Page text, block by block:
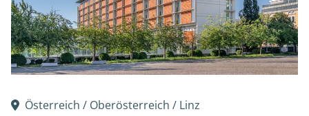
Österreich / Oberösterreich / Linz